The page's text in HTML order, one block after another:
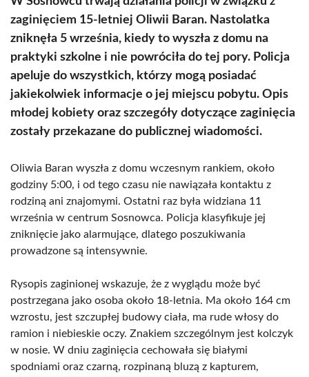
zaginięciem 15-letniej Oliwii Baran. Nastolatka
zniknęła 5 września, kiedy to wyszła z domu na
praktyki szkolne i nie powróciła do tej pory. Policja
apeluje do wszystkich, którzy mogą posiadać
jakiekolwiek informacje o jej miejscu pobytu. Opis
młodej kobiety oraz szczegóły dotyczące zaginięcia
zostały przekazane do publicznej wiadomości.
Oliwia Baran wyszła z domu wczesnym rankiem, około
godziny 5:00, i od tego czasu nie nawiązała kontaktu z
rodziną ani znajomymi. Ostatni raz była widziana 11
września w centrum Sosnowca. Policja klasyfikuje jej
zniknięcie jako alarmujące, dlatego poszukiwania
prowadzone są intensywnie.
Rysopis zaginionej wskazuje, że z wyglądu może być
postrzegana jako osoba około 18-letnia. Ma około 164 cm
wzrostu, jest szczupłej budowy ciała, ma rude włosy do
ramion i niebieskie oczy. Znakiem szczególnym jest kolczyk
w nosie. W dniu zaginięcia cechowała się białymi
spodniami oraz czarną, rozpinaną bluzą z kapturem,